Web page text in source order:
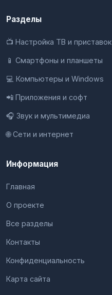
Разделы
📺 Настройка ТВ и приставок
📱 Смартфоны и планшеты
💻 Компьютеры и Windows
📲 Приложения и софт
🎧 Звук и мультимедиа
🌐 Сети и интернет
Информация
Главная
О проекте
Все разделы
Контакты
Конфиденциальность
Карта сайта